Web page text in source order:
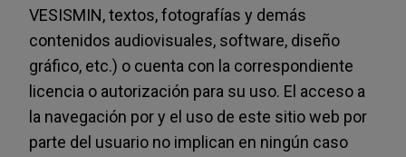
VESISMIN, textos, fotografías y demás
contenidos audiovisuales, software, diseño
gráfico, etc.) o cuenta con la correspondiente
licencia o autorización para su uso. El acceso a
la navegación por y el uso de este sitio web por
parte del usuario no implican en ningún caso